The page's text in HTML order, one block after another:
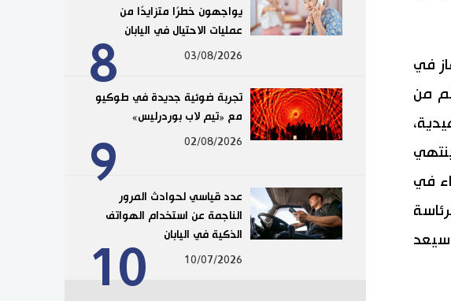
في
من
في
سيعد
8
يواجهون خطرًا متزايدًا من
عمليات الاحتيال في اليابان
03/08/2026
9
تجربة ضوئية جديدة في طوكيو
مع «تيم لاب بوردرليس»
02/08/2026
10
عدد قياسي لحوادث المرور
الناجمة عن استخدام الهواتف
الذكية في اليابان
10/07/2026